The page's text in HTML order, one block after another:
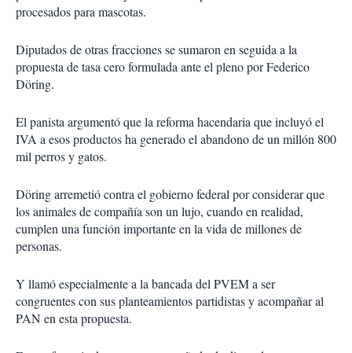
procesados para mascotas.
Diputados de otras fracciones se sumaron en seguida a la
propuesta de tasa cero formulada ante el pleno por Federico
Döring.
El panista argumentó que la reforma hacendaria que incluyó el
IVA a esos productos ha generado el abandono de un millón 800
mil perros y gatos.
Döring arremetió contra el gobierno federal por considerar que
los animales de compañía son un lujo, cuando en realidad,
cumplen una función importante en la vida de millones de
personas.
Y llamó especialmente a la bancada del PVEM a ser
congruentes con sus planteamientos partidistas y acompañar al
PAN en esta propuesta.